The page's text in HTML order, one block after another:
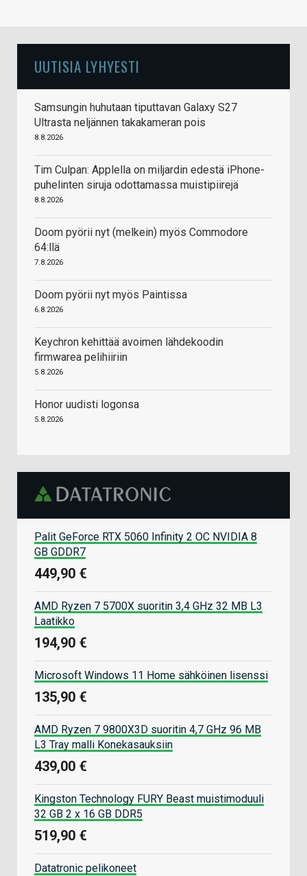
UUTISIA LYHYESTI
Samsungin huhutaan tiputtavan Galaxy S27
Ultrasta neljännen takakameran pois
8.8.2026
Tim Culpan: Applella on miljardin edestä iPhone-
puhelinten siruja odottamassa muistipiirejä
8.8.2026
Doom pyörii nyt (melkein) myös Commodore
64:llä
7.8.2026
Doom pyörii nyt myös Paintissa
6.8.2026
Keychron kehittää avoimen lähdekoodin
firmwarea pelihiiriin
5.8.2026
Honor uudisti logonsa
5.8.2026
Palit GeForce RTX 5060 Infinity 2 OC NVIDIA 8
GB GDDR7
449,90 €
AMD Ryzen 7 5700X suoritin 3,4 GHz 32 MB L3
Laatikko
194,90 €
Microsoft Windows 11 Home sähköinen lisenssi
135,90 €
AMD Ryzen 7 9800X3D suoritin 4,7 GHz 96 MB
L3 Tray malli Konekasauksiin
439,00 €
Kingston Technology FURY Beast muistimoduuli
32 GB 2 x 16 GB DDR5
519,90 €
Datatronic pelikoneet